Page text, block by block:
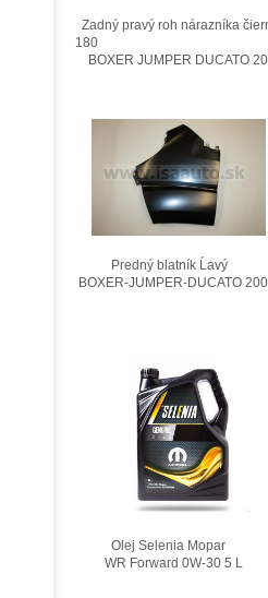
Zadný pravý roh nárazníka
180
BOXER JUMPER DUCATO
Predný blatník Ĺavý
BOXER-JUMPER-DUCATO
Olej Selenia Mopar
WR Forward 0W-30 5 L